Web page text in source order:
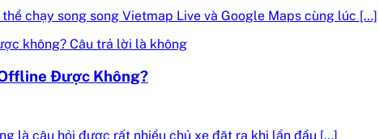
chạy song song Vietmap Live và Google Maps cùng lúc […]
Được Không?
là câu hỏi được rất nhiều chủ xe đặt ra khi lần đầu […]